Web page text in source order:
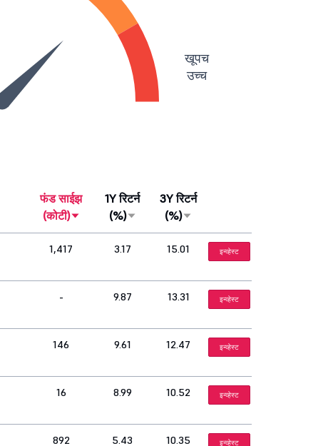
खूपच
उच्च
फंड साईझ
(कोटी)
1Y रिटर्न
(%)
3Y रिटर्न
(%)
1,417 3.17 15.01 इन्व्हेस्ट
- 9.87 13.31 इन्व्हेस्ट
146 9.61 12.47 इन्व्हेस्ट
16 8.99 10.52 इन्व्हेस्ट
892 5.43 10.35 इन्व्हेस्ट